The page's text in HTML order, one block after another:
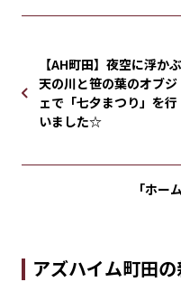
【AH町田】夜空に浮かぶ
天の川と笹の葉のオブジ
ェで「七夕まつり」を行
いました☆
「ホー
アズハイム町田